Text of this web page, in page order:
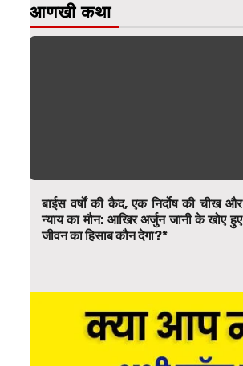
आणखी कथा
बाईस वर्षों की कैद, एक निर्दोष की चीख और
न्याय का मौन: आखिर अर्जुन जानी के खोए हुए
जीवन का हिसाब कौन देगा?*